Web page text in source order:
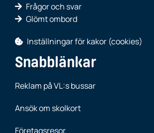
Frågor och svar
Glömt ombord
Inställningar för kakor (cookies)
Snabblänkar
Reklam på VL:s bussar
Ansök om skolkort
Företagsresor